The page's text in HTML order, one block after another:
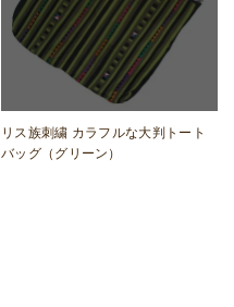
リス族刺繍 カラフルな大判トート
バッグ（グリーン）